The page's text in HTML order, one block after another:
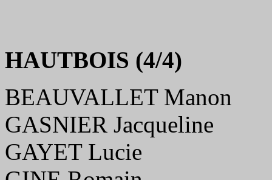
HAUTBOIS (4/4)
BEAUVALLET Manon
GASNIER Jacqueline
GAYET Lucie